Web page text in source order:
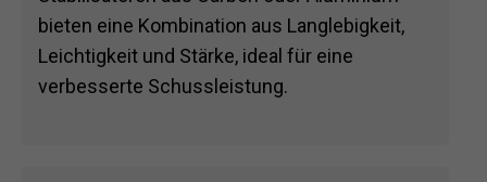
bieten eine Kombination aus Langlebigkeit,
Leichtigkeit und Stärke, ideal für eine
verbesserte Schussleistung.